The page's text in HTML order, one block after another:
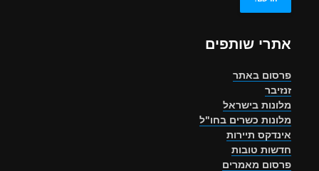
אתרי שותפים
פרסום באתר
זנזיבר
מלונות בישראל
מלונות כשרים בחו"ל
אינדקס תיירות
חדשות טובות
פרסום מאמרים